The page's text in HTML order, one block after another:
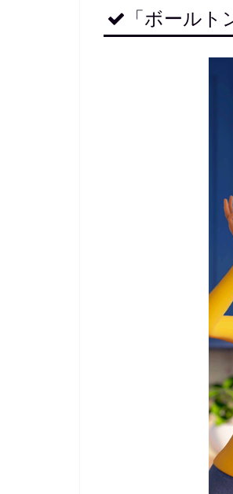
「ボール